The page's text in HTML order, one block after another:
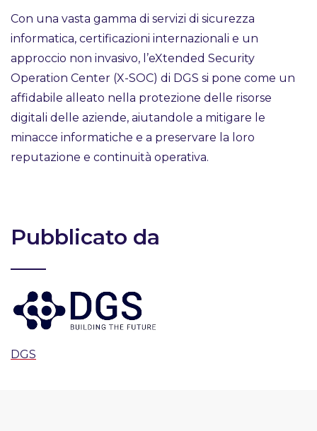
Con una vasta gamma di servizi di sicurezza
informatica, certificazioni internazionali e un
approccio non invasivo, l’eXtended Security
Operation Center (X-SOC) di DGS si pone come un
affidabile alleato nella protezione delle risorse
digitali delle aziende, aiutandole a mitigare le
minacce informatiche e a preservare la loro
reputazione e continuità operativa.
Pubblicato da
DGS